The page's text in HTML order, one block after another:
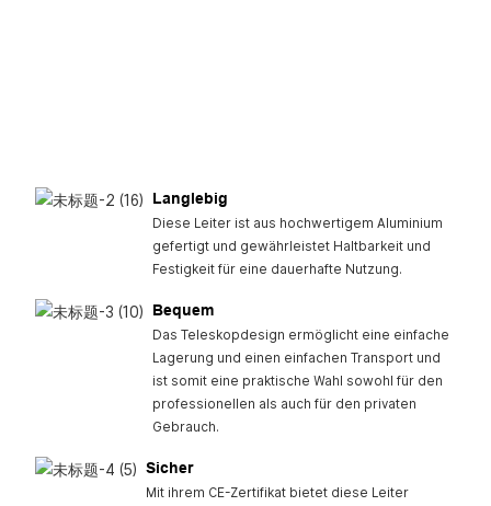
Langlebig
Diese Leiter ist aus hochwertigem Aluminium
gefertigt und gewährleistet Haltbarkeit und
Festigkeit für eine dauerhafte Nutzung.
Bequem
Das Teleskopdesign ermöglicht eine einfache
Lagerung und einen einfachen Transport und
ist somit eine praktische Wahl sowohl für den
professionellen als auch für den privaten
Gebrauch.
Sicher
Mit ihrem CE-Zertifikat bietet diese Leiter